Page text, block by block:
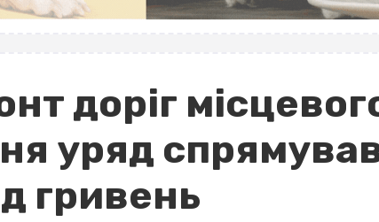
доріг
уряд
гривень